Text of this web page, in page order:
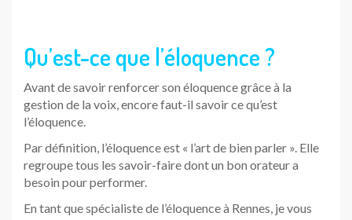
Qu’est-ce que l’éloquence ?
Avant de savoir renforcer son éloquence grâce à la
gestion de la voix, encore faut-il savoir ce qu’est
l’éloquence.
Par définition, l’éloquence est « l’art de bien parler ». Elle
regroupe tous les savoir-faire dont un bon orateur a
besoin pour performer.
En tant que spécialiste de l’éloquence à Rennes, je vous